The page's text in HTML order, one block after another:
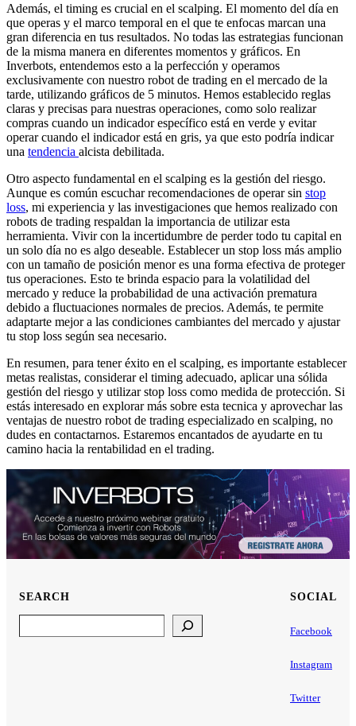
Además, el timing es crucial en el scalping. El momento del día en
que operas y el marco temporal en el que te enfocas marcan una
gran diferencia en tus resultados. No todas las estrategias funcionan
de la misma manera en diferentes momentos y gráficos. En
Inverbots, entendemos esto a la perfección y operamos
exclusivamente con nuestro robot de trading en el mercado de la
tarde, utilizando gráficos de 5 minutos. Hemos establecido reglas
claras y precisas para nuestras operaciones, como solo realizar
compras cuando un indicador específico está en verde y evitar
operar cuando el indicador está en gris, ya que esto podría indicar
una tendencia alcista debilitada.
Otro aspecto fundamental en el scalping es la gestión del riesgo.
Aunque es común escuchar recomendaciones de operar sin stop
loss, mi experiencia y las investigaciones que hemos realizado con
robots de trading respaldan la importancia de utilizar esta
herramienta. Vivir con la incertidumbre de perder todo tu capital en
un solo día no es algo deseable. Establecer un stop loss más amplio
con un tamaño de posición menor es una forma efectiva de proteger
tus operaciones. Esto te brinda espacio para la volatilidad del
mercado y reduce la probabilidad de una activación prematura
debido a fluctuaciones normales de precios. Además, te permite
adaptarte mejor a las condiciones cambiantes del mercado y ajustar
tu stop loss según sea necesario.
En resumen, para tener éxito en el scalping, es importante establecer
metas realistas, considerar el timing adecuado, aplicar una sólida
gestión del riesgo y utilizar stop loss como medida de protección. Si
estás interesado en explorar más sobre esta tecnica y aprovechar las
ventajas de nuestro robot de trading especializado en scalping, no
dudes en contactarnos. Estaremos encantados de ayudarte en tu
camino hacia la rentabilidad en el trading.
SEARCH SOCIAL
Facebook
Instagram
Twitter